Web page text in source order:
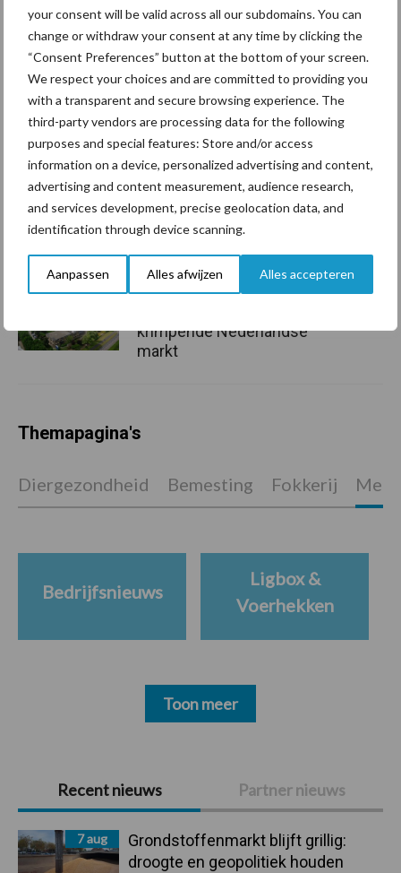
your consent will be valid across all our subdomains. You can
change or withdraw your consent at any time by clicking the
“Consent Preferences” button at the bottom of your screen.
We respect your choices and are committed to providing you
with a transparent and secure browsing experience. The
third-party vendors are processing data for the following
purposes and special features: Store and/or access
information on a device, personalized advertising and content,
advertising and content measurement, audience research,
and services development, precise geolocation data, and
identification through device scanning.
Aanpassen Alles afwijzen Alles accepteren
Primaire
Sidebar
Recent nieuws Partner nieuws
7 aug
Grondstoffenmarkt blijft grillig:
droogte en geopolitiek houden
Grondstoffenmarkt blijft
grillig: droogte en
geopolitiek houden handel
in de greep
De speenhuid: een vaak
onderschatte risicofactor
voor mastitis
ForFarmers ziet volume en
krimpende Nederlandse
markt
Themapagina's
Diergezondheid Bemesting Fokkerij
Bedrijfsnieuws
Ligbox &
Voerhekken
Toon meer